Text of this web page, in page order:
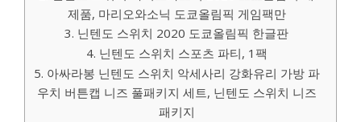
제품, 마리오와소닉 도쿄올림픽 게임팩만
3. 닌텐도 스위치 2020 도쿄올림픽 한글판
4. 닌텐도 스위치 스포츠 파티, 1팩
5. 아싸라봉 닌텐도 스위치 악세사리 강화유리 가방 파
우치 버튼캡 니즈 풀패키지 세트, 닌텐도 스위치 니즈
패키지